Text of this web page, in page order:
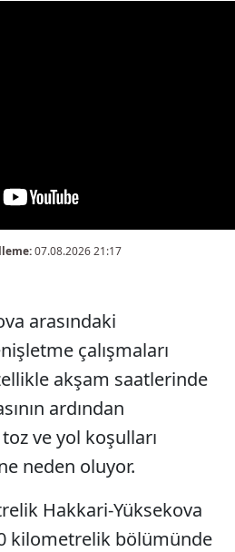
07.08.2026 21:17
arasındaki
çalışmaları
akşam saatlerinde
ardından
ve yol koşulları
neden oluyor.
Hakkari-Yüksekova
kilometrelik bölümünde